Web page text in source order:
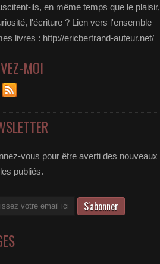
ils, en même temps que le plaisir,
l'écriture ? Lien vers l'ensemble
livres : http://ericbertrand-auteur.net/
MOI
vous pour être averti des nouveaux
publiés.